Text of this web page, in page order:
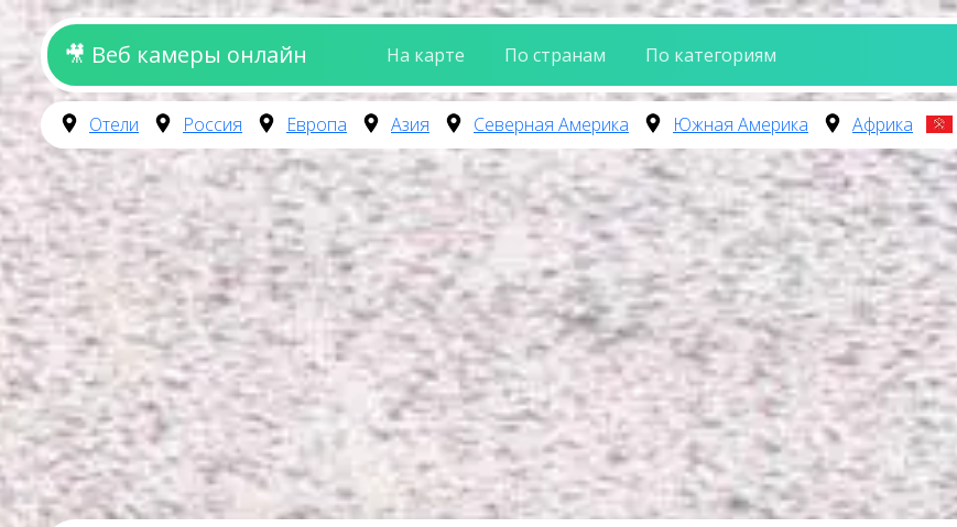
🎥 Веб камеры онлайн На карте По странам По категориям
Отели Россия Европа Азия Северная Америка Южная Америка Африка